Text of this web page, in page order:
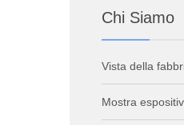
Chi Siamo
Vista della
Mostra